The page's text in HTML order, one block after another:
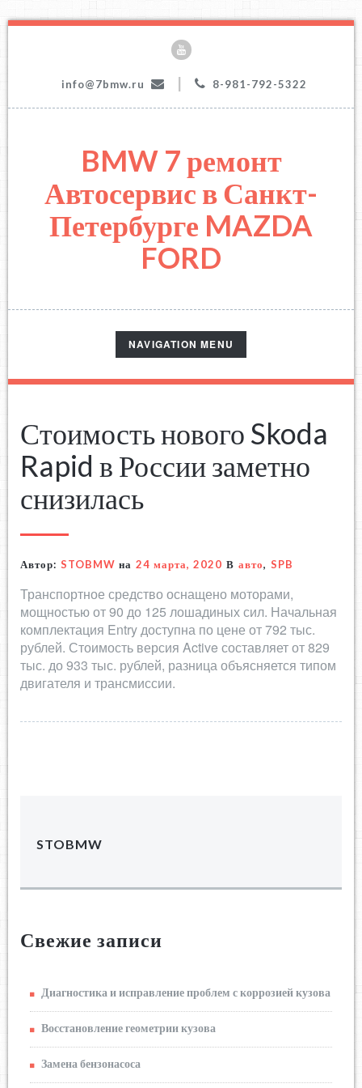
info@7bmw.ru 8-981-792-5322
BMW 7 ремонт
Автосервис в Санкт-
Петербурге MAZDA
FORD
TOGGLE
NAVIGATION
NAVIGATION MENU
Стоимость нового Skoda
Rapid в России заметно
снизилась
Автор: STOBMW на 24 марта, 2020 В авто, SPB
Транспортное средство оснащено моторами,
мощностью от 90 до 125 лошадиных сил. Начальная
комплектация Entry доступна по цене от 792 тыс.
рублей. Стоимость версия Active составляет от 829
тыс. до 933 тыс. рублей, разница объясняется типом
двигателя и трансмиссии.
STOBMW
Свежие записи
Диагностика и исправление проблем с коррозией кузова
Восстановление геометрии кузова
Замена бензонасоса